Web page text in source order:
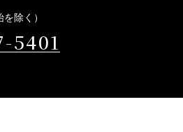
除く）
5401